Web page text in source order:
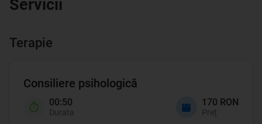
Servicii
Terapie
Consiliere psihologică
00:50
Durata
170 RON
Preț